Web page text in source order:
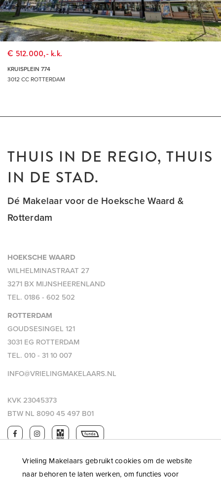
Vrieling Makelaars gebruikt cookies om de website
naar behoren te laten werken, om functies voor
€ 512.000,- k.k.
KRUISPLEIN 774
3012 CC ROTTERDAM
THUIS IN DE REGIO, THUIS
IN DE STAD.
Dé Makelaar voor de Hoeksche Waard &
Rotterdam
HOEKSCHE WAARD
WILHELMINASTRAAT 27
3271 BX MIJNSHEERENLAND
TEL. 0186 - 602 502
ROTTERDAM
GOUDSESINGEL 121
3031 EG ROTTERDAM
TEL. 010 - 31 10 007
INFO@VRIELINGMAKELAARS.NL
KVK 23045373
BTW NL 8090 45 497 B01